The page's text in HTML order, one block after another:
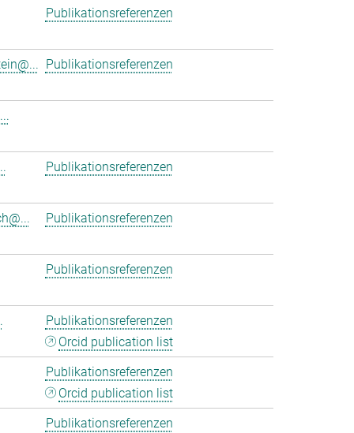
Publikationsreferenzen
Publikationsreferenzen
Publikationsreferenzen
Publikationsreferenzen
Publikationsreferenzen
Publikationsreferenzen
Orcid publication list
Publikationsreferenzen
Orcid publication list
Publikationsreferenzen